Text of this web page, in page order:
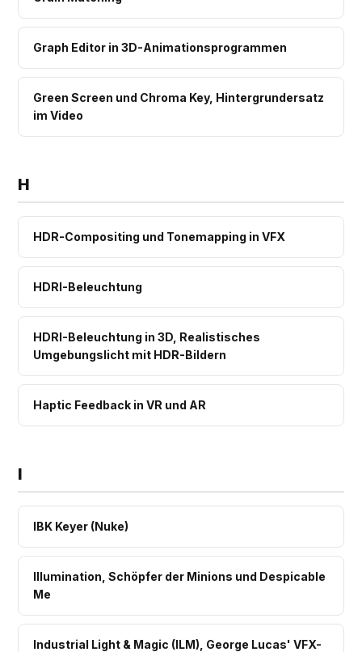
Graph Editor in 3D-Animationsprogrammen
Green Screen und Chroma Key, Hintergrundersatz
im Video
H
HDR-Compositing und Tonemapping in VFX
HDRI-Beleuchtung
HDRI-Beleuchtung in 3D, Realistisches
Umgebungslicht mit HDR-Bildern
Haptic Feedback in VR und AR
I
IBK Keyer (Nuke)
Illumination, Schöpfer der Minions und Despicable
Me
Industrial Light & Magic (ILM), George Lucas' VFX-